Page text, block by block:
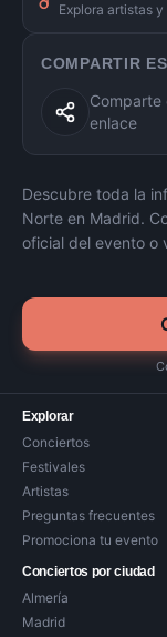
Explora artistas
COMPARTIR
Comparte
enlace
Descubre toda la
Norte en Madrid.
oficial del evento o
Explorar
Conciertos
Festivales
Artistas
Preguntas frecuentes
Promociona tu evento
Conciertos por ciudad
Almería
Madrid